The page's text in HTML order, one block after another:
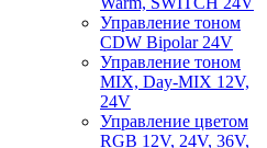
Управление тоном
CDW Bipolar 24V
Управление тоном
MIX, Day-MIX 12V,
24V
Управление цветом
RGB 12V, 24V, 36V,